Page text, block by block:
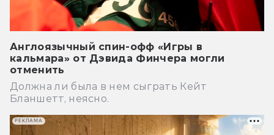
Англоязычный спин-офф «Игры в
кальмара» от Дэвида Финчера могли
отменить
Должна ли была в нем сыграть Кейт
Бланшетт, неясно.
РЕКЛАМА